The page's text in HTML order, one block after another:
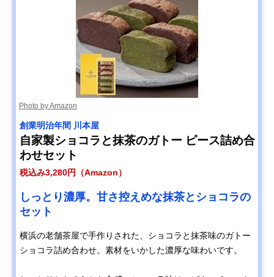
Photo by Amazon
創業明治年間 川本屋
自家製ショコラと抹茶のガトー ピース詰め合
わせセット
税込み3,280円（Amazon）
しっとり濃厚。甘さ控えめな抹茶とショコラの
セット
横浜の老舗茶屋で手作りされた、ショコラと抹茶味のガトー
ショコラ詰め合わせ。素材をいかした濃厚な味わいです。